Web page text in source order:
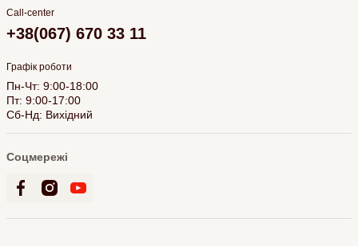
Call-center
+38(067) 670 33 11
Графік роботи
Пн-Чт: 9:00-18:00
Пт: 9:00-17:00
Сб-Нд: Вихідний
Соцмережі